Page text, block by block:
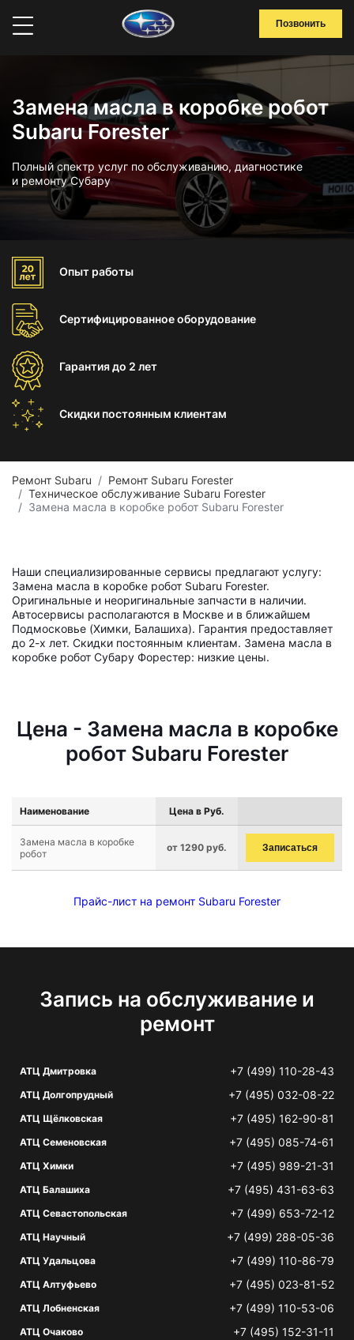
Позвонить
Замена масла в коробке робот
Subaru Forester
Полный спектр услуг по обслуживанию, диагностике
и ремонту Субару
Опыт работы
Сертифицированноеоборудование
Гарантиядо 2 лет
Скидки постоянным клиентам
Ремонт Subaru
Ремонт Subaru Forester
Техническое обслуживание Subaru Forester
Замена масла в коробке робот Subaru Forester
Наши специализированные сервисы предлагают услугу:
Замена масла в коробке робот Subaru Forester.
Оригинальные и неоригинальные запчасти в наличии.
Автосервисы располагаются в Москве и в ближайшем
Подмосковье (Химки, Балашиха). Гарантия предоставляет
до 2-х лет. Скидки постоянным клиентам. Замена масла в
коробке робот Субару Форестер: низкие цены.
Цена - Замена масла в коробке
робот Subaru Forester
Наименование Цена в Руб.
Замена масла в коробке
робот
от 1290 руб. Записаться
Прайс-лист на ремонт Subaru Forester
Запись на обслуживание и
ремонт
АТЦ Дмитровка +7 (499) 110-28-43
АТЦ Долгопрудный +7 (495) 032-08-22
АТЦ Щёлковская +7 (495) 162-90-81
АТЦ Семеновская +7 (495) 085-74-61
АТЦ Химки +7 (495) 989-21-31
АТЦ Балашиха +7 (495) 431-63-63
АТЦ Севастопольская +7 (499) 653-72-12
АТЦ Научный +7 (499) 288-05-36
АТЦ Удальцова +7 (499) 110-86-79
АТЦ Алтуфьево +7 (495) 023-81-52
АТЦ Лобненская +7 (499) 110-53-06
АТЦ Очаково +7 (495) 152-31-11